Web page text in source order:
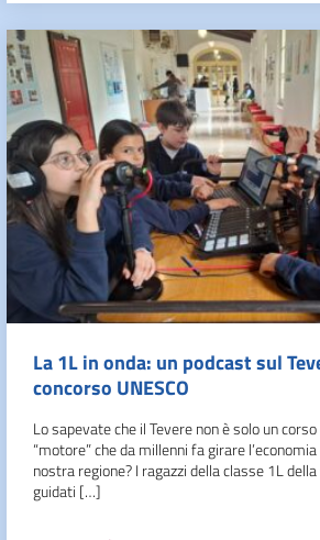
La 1L in onda: un podcast sul
concorso UNESCO
Lo sapevate che il Tevere non è solo un
“motore” che da millenni fa girare
nostra regione? I ragazzi della classe 1L
guidati […]